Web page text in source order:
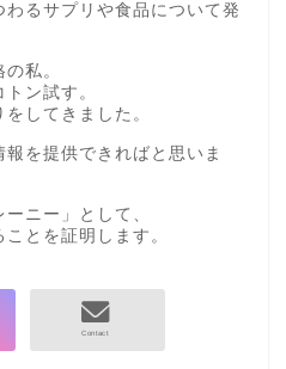
るサプリや食品について発
私。
ン試す。
してきました。
を提供できればと思いま
ニー」として、
とを証明します。